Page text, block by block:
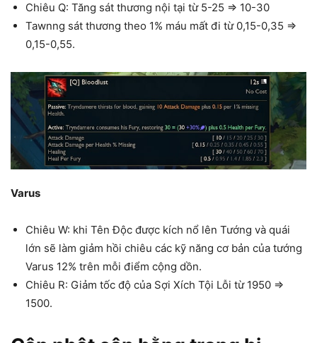
Chiêu Q: Tăng sát thương nội tại từ 5-25 => 10-30
Tawnng sát thương theo 1% máu mất đi từ 0,15-0,35 =>
0,15-0,55.
Varus
Chiêu W: khi Tên Độc được kích nổ lên Tướng và quái
lớn sẽ làm giảm hồi chiêu các kỹ năng cơ bản của tướng
Varus 12% trên mỗi điểm cộng dồn.
Chiêu R: Giảm tốc độ của Sợi Xích Tội Lỗi từ 1950 =>
1500.